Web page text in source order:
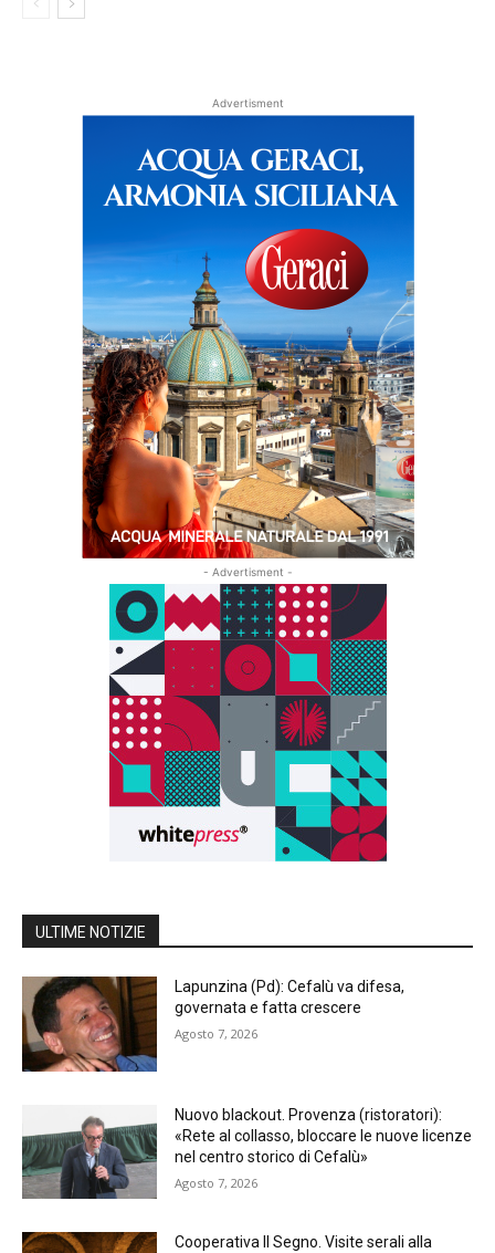
Advertisment
- Advertisment -
ULTIME NOTIZIE
Lapunzina (Pd): Cefalù va difesa,
governata e fatta crescere
Agosto 7, 2026
Nuovo blackout. Provenza (ristoratori):
«Rete al collasso, bloccare le nuove licenze
nel centro storico di Cefalù»
Agosto 7, 2026
Cooperativa Il Segno. Visite serali alla